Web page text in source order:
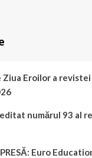
Ziua Eroilor a
numărul 93 al
Euro